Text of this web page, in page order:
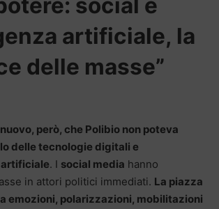
artificiale, la
delle masse”
nuovo, però, che Polibio non poteva
delle tecnologie digitali e
artificiale. I social media hanno
in attori politici immediati. La piazza
emozioni, polarizzazioni, mobilitazioni